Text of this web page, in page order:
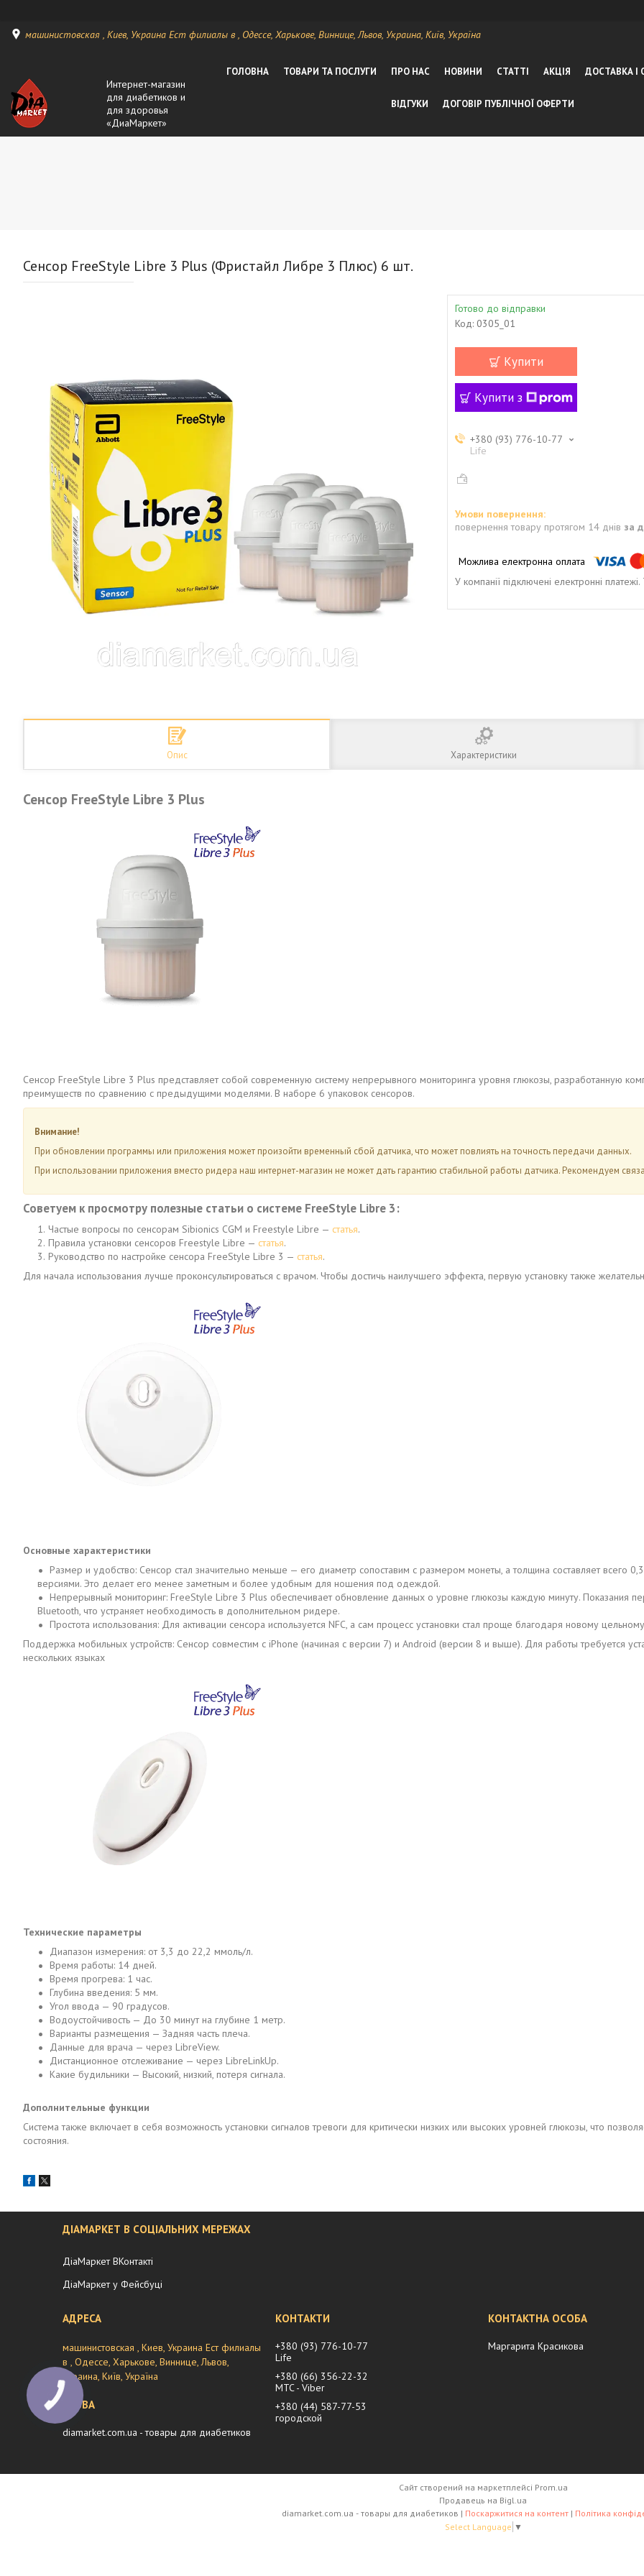
машинистовская , Киев, Украина Ест филиалы в , Одессе, Харькове, Виннице, Львов, Украина, Київ, Україна
Интернет-магазин
для диабетиков и
для здоровья
«ДиаМаркет»
ГОЛОВНА ТОВАРИ ТА ПОСЛУГИ ПРО НАС НОВИНИ СТАТТІ АКЦІЯ ДОСТАВКА І
ВІДГУКИ ДОГОВІР ПУБЛІЧНОЇ ОФЕРТИ
Сенсор FreeStyle Libre 3 Plus (Фристайл Либре 3 Плюс) 6 шт.
Готово до відправки
Код: 0305_01
Купити
Купити з
+380 (93) 776-10-77
Life
повернення товару протягом 14 днів за
У компанії підключені електронні
Опис Характеристики
Сенсор FreeStyle Libre 3 Plus
Сенсор FreeStyle Libre 3 Plus представляет собой современную систему непрерывного мониторинга уровня глюкозы, разработанную
преимуществ по сравнению с предыдущими моделями. В наборе 6 упаковок сенсоров.
Внимание!
При обновлении программы или приложения может произойти временный сбой датчика, что может повлиять на точность передачи данных.
При использовании приложения вместо ридера наш интернет-магазин не может дать гарантию стабильной работы датчика. Рекомендуем
Советуем к просмотру полезные статьи о системе FreeStyle Libre 3:
Частые вопросы по сенсорам Sibionics CGM и Freestyle Libre — статья.
Правила установки сенсоров Freestyle Libre — статья.
Руководство по настройке сенсора FreeStyle Libre 3 — статья.
Для начала использования лучше проконсультироваться с врачом. Чтобы достичь наилучшего эффекта, первую установку также
Основные характеристики
Размер и удобство: Сенсор стал значительно меньше — его диаметр сопоставим с размером монеты, а толщина составляет
версиями. Это делает его менее заметным и более удобным для ношения под одеждой.
Непрерывный мониторинг: FreeStyle Libre 3 Plus обеспечивает обновление данных о уровне глюкозы каждую минуту. Показания
Bluetooth, что устраняет необходимость в дополнительном ридере.
Простота использования: Для активации сенсора используется NFC, а сам процесс установки стал проще благодаря новому
Поддержка мобильных устройств: Сенсор совместим с iPhone (начиная с версии 7) и Android (версии 8 и выше). Для работы требуется
нескольких языках
Технические параметры
Диапазон измерения: от 3,3 до 22,2 ммоль/л.
Время работы: 14 дней.
Время прогрева: 1 час.
Глубина введения: 5 мм.
Угол ввода — 90 градусов.
Водоустойчивость — До 30 минут на глубине 1 метр.
Варианты размещения — Задняя часть плеча.
Данные для врача — через LibreView.
Дистанционное отслеживание — через LibreLinkUp.
Какие будильники — Высокий, низкий, потеря сигнала.
Дополнительные функции
Система также включает в себя возможность установки сигналов тревоги для критически низких или высоких уровней глюкозы, что
состояния.
ДІАМАРКЕТ В СОЦІАЛЬНИХ МЕРЕЖАХ
ДіаМаркет ВКонтакті
ДіаМаркет у Фейсбуці
машинистовская , Киев, Украина Ест филиалы
в , Одессе, Харькове, Виннице, Львов,
Украина, Київ, Україна
diamarket.com.ua - товары для диабетиков
+380 (93) 776-10-77
Life
+380 (66) 356-22-32
MTC - Viber
+380 (44) 587-77-53
городской
Маргарита Красикова
Сайт створений на маркетплейсі Prom.ua
Продавець на Bigl.ua
diamarket.com.ua - товары для диабетиков | Поскаржитися на контент | Політика
Select Language ▼